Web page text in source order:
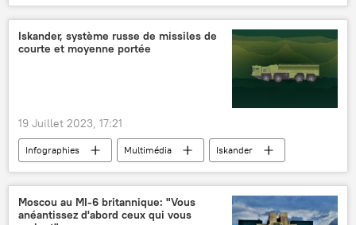
port
mer Rouge
économie
relations économiques
Afrique de l'Est
Corne de l'Afrique
Afrique subsaharienne
Iskander, système russe de missiles de
courte et moyenne portée
19 Juillet 2023, 17:21
Infographies Multimédia
Iskander
Iskander-M
missiles
armes russes
Russie
Moscou au MI-6 britannique: "Vous
anéantissez d'abord ceux qui vous